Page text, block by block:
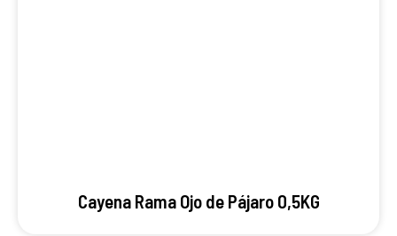
Cayena Rama Ojo de Pájaro 0,5KG